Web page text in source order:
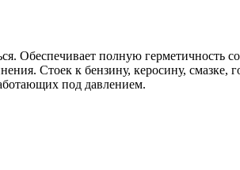
Обеспечивает полную герметичность
Стоек к бензину, керосину, смазке,
под давлением.